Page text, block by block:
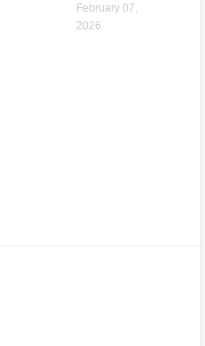
February 07,
2026